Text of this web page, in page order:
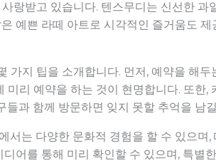
랑받고 있습니다. 텐스무디는 신선한
예쁜 라떼 아트로 시각적인 즐거움도
지 팁을 소개합니다. 먼저, 예약을 해
리 예약을 하는 것이 현명합니다. 또한,
과 함께 방문하면 잊지 못할 추억을 남
서는 다양한 문화적 경험을 할 수 있으며
어를 통해 미리 확인할 수 있으며, 특별